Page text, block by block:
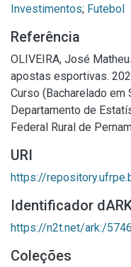
Investimentos; Futebol
Referência
OLIVEIRA, José
apostas esportivas.
Curso (Bacharelado
Departamento de
Federal Rural de
URI
https://
Identificador
https://n2t.net/ark:/
Coleções